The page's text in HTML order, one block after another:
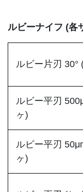
ルビーナイフ (各
ルビー片刃 30°
ルビー平刃
ヶ)
ルビー平刃
ヶ)